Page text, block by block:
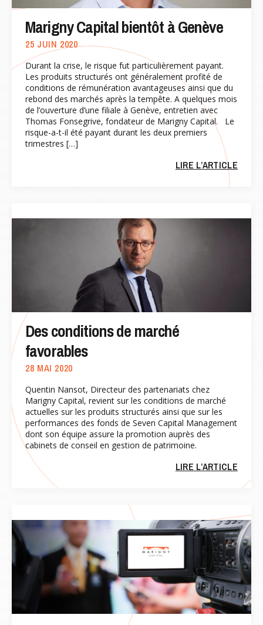
Marigny Capital bientôt à Genève
25 JUIN 2020
Durant la crise, le risque fut particulièrement payant.
Les produits structurés ont généralement profité de
conditions de rémunération avantageuses ainsi que du
rebond des marchés après la tempête. A quelques mois
de l’ouverture d’une filiale à Genève, entretien avec
Thomas Fonsegrive, fondateur de Marigny Capital. Le
risque-a-t-il été payant durant les deux premiers
trimestres […]
LIRE L’ARTICLE
Des conditions de marché
favorables
28 MAI 2020
Quentin Nansot, Directeur des partenariats chez
Marigny Capital, revient sur les conditions de marché
actuelles sur les produits structurés ainsi que sur les
performances des fonds de Seven Capital Management
dont son équipe assure la promotion auprès des
cabinets de conseil en gestion de patrimoine.
LIRE L’ARTICLE